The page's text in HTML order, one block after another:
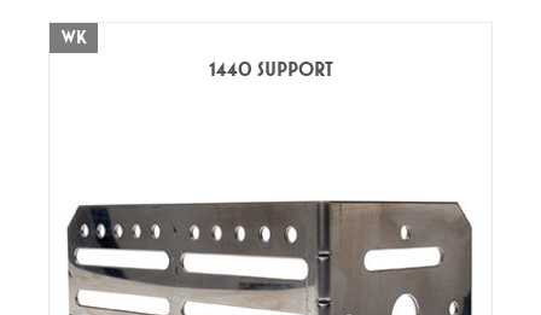
WK
1440 SUPPORT